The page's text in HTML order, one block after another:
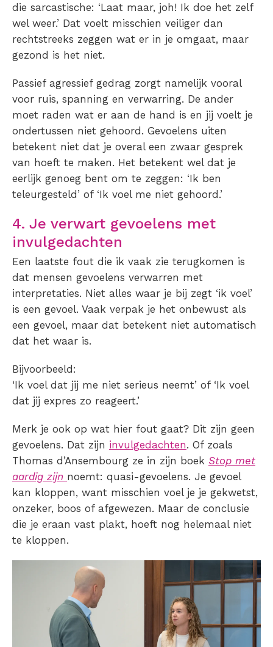
die sarcastische: ‘Laat maar, joh! Ik doe het zelf
wel weer.’ Dat voelt misschien veiliger dan
rechtstreeks zeggen wat er in je omgaat, maar
gezond is het niet.
Passief agressief gedrag zorgt namelijk vooral
voor ruis, spanning en verwarring. De ander
moet raden wat er aan de hand is en jij voelt je
ondertussen niet gehoord. Gevoelens uiten
betekent niet dat je overal een zwaar gesprek
van hoeft te maken. Het betekent wel dat je
eerlijk genoeg bent om te zeggen: ‘Ik ben
teleurgesteld’ of ‘Ik voel me niet gehoord.’
4. Je verwart gevoelens met
invulgedachten
Een laatste fout die ik vaak zie terugkomen is
dat mensen gevoelens verwarren met
interpretaties. Niet alles waar je bij zegt ‘ik voel’
is een gevoel. Vaak verpak je het onbewust als
een gevoel, maar dat betekent niet automatisch
dat het waar is.
Bijvoorbeeld:
‘Ik voel dat jij me niet serieus neemt’ of ‘Ik voel
dat jij expres zo reageert.’
Merk je ook op wat hier fout gaat? Dit zijn geen
gevoelens. Dat zijn invulgedachten. Of zoals
Thomas d’Ansembourg ze in zijn boek Stop met
aardig zijn noemt: quasi-gevoelens. Je gevoel
kan kloppen, want misschien voel je je gekwetst,
onzeker, boos of afgewezen. Maar de conclusie
die je eraan vast plakt, hoeft nog helemaal niet
te kloppen.